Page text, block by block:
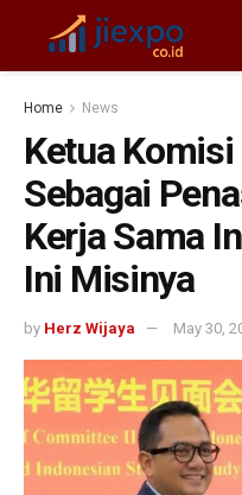
Home News
Ketua
Sebagai
Kerja Sama
Ini Misinya
by Herz Wijaya May 30,